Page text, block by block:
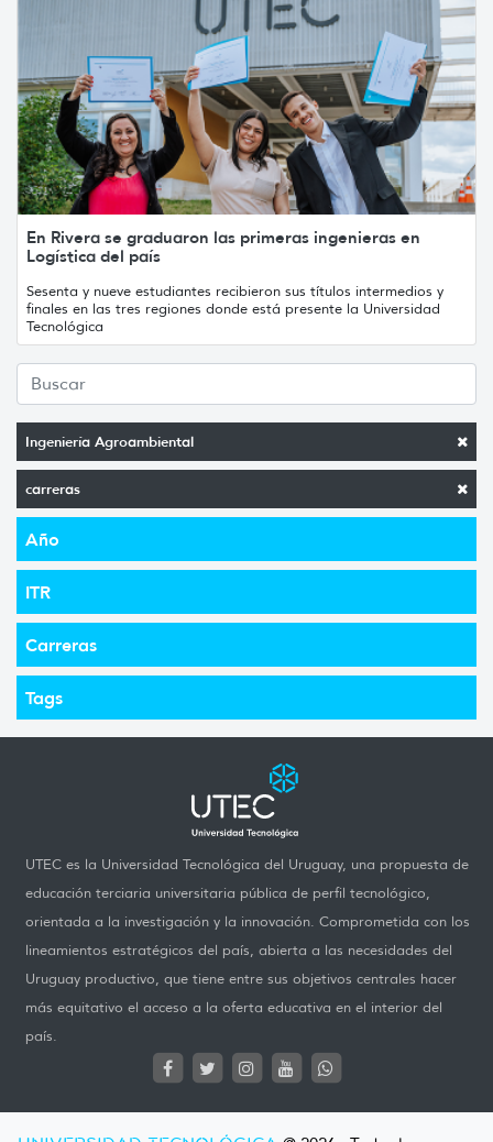
Ingeniería Agroambiental
carreras
Año
ITR
Carreras
Tags
En Rivera se graduaron las primeras ingenieras en
Logística del país
Sesenta y nueve estudiantes recibieron sus títulos intermedios y
finales en las tres regiones donde está presente la Universidad
Tecnológica
UTEC es la Universidad Tecnológica del Uruguay, una propuesta de
educación terciaria universitaria pública de perfil tecnológico,
orientada a la investigación y la innovación. Comprometida con los
lineamientos estratégicos del país, abierta a las necesidades del
Uruguay productivo, que tiene entre sus objetivos centrales hacer
más equitativo el acceso a la oferta educativa en el interior del
país.